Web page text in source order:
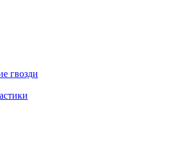
гвозди